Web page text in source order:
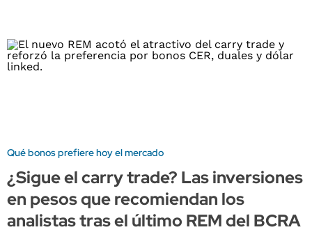
Qué bonos prefiere hoy el mercado
¿Sigue el carry trade? Las inversiones
en pesos que recomiendan los
analistas tras el último REM del BCRA